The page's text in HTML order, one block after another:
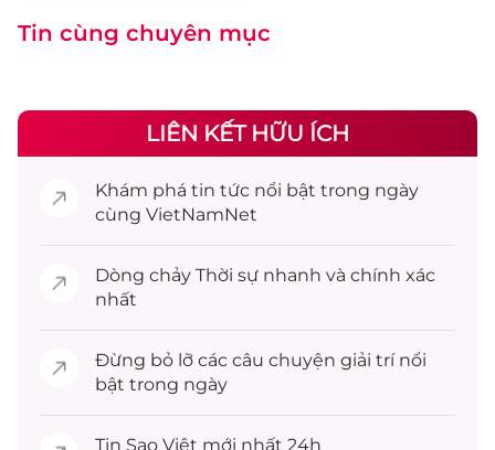
Tin cùng chuyên mục
LIÊN KẾT HỮU ÍCH
Khám phá tin tức nổi bật trong ngày
cùng VietNamNet
Dòng chảy Thời sự nhanh và chính xác
nhất
Đừng bỏ lỡ các câu chuyện giải trínổi
bật trong ngày
Tin Sao Việt mới nhất 24h